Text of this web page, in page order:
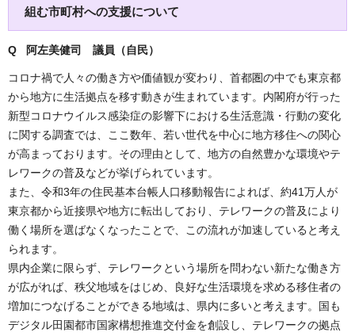
組む市町村への支援について
Q 阿左美健司 議員（自民）
コロナ禍で人々の働き方や価値観が変わり、首都圏の中でも東京都
から地方に生活拠点を移す動きが生まれています。内閣府が行った
新型コロナウイルス感染症の影響下における生活意識・行動の変化
に関する調査では、ここ数年、若い世代を中心に地方移住への関心
が高まっております。その理由として、地方の自然豊かな環境やテ
レワークの普及などが挙げられています。
また、令和3年の住民基本台帳人口移動報告によれば、約41万人が
東京都から近接県や地方に転出しており、テレワークの普及により
働く場所を選ばなくなったことで、この流れが加速していると考え
られます。
県内企業に限らず、テレワークという場所を問わない新たな働き方
が広がれば、秩父地域をはじめ、良好な生活環境を求める移住者の
増加につなげることができる地域は、県内に多いと考えます。国も
デジタル田園都市国家構想推進交付金を創設し、テレワークの拠点